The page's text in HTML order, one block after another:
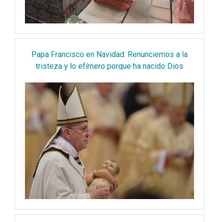
Papa Francisco en Navidad: Renunciemos a la
tristeza y lo efímero porque ha nacido Dios